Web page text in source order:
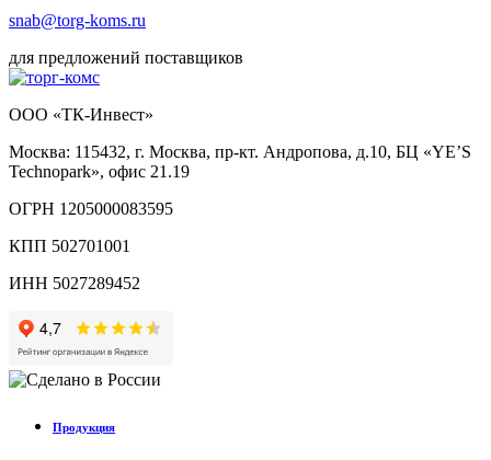
snab@torg-koms.ru
для предложений поставщиков
ООО «ТК-Инвест»
Москва: 115432, г. Москва, пр-кт. Андропова, д.10, БЦ «YE’S
Technopark», офис 21.19
ОГРН 1205000083595
КПП 502701001
ИНН 5027289452
Продукция